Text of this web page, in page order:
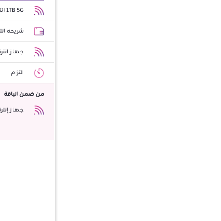
1TB 5G انترنت
شريحه
جهاز
التزام
من ضمن الباقة
جهاز